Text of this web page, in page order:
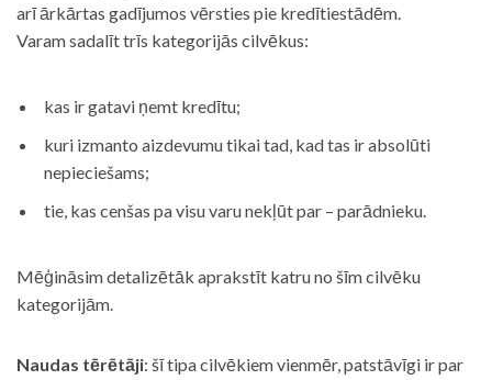
arī ārkārtas gadījumos vērsties pie kredītiestādēm.
Varam sadalīt trīs kategorijās cilvēkus:
kas ir gatavi ņemt kredītu;
kuri izmanto aizdevumu tikai tad, kad tas ir absolūti
nepieciešams;
tie, kas cenšas pa visu varu nekļūt par – parādnieku.
Mēģināsim detalizētāk aprakstīt katru no šīm cilvēku
kategorijām.
Naudas tērētāji: šī tipa cilvēkiem vienmēr, patstāvīgi ir par